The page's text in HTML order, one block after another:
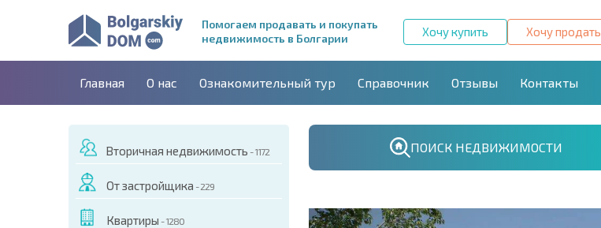
Помогаем продавать и покупать
недвижимость в Болгарии
Хочу купить Хочу продать
Главная О нас Ознакомительный тур Справочник Отзывы Контакты
Вторичная недвижимость - 1172
От застройщика - 229
Квартиры - 1280
ПОИСК НЕДВИЖИМОСТИ